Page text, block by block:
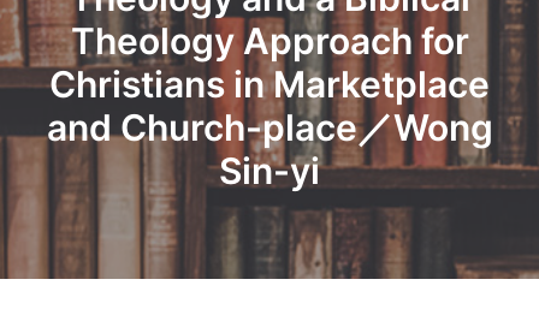
Theology Approach for
Christians in Marketplace
and Church-place／Wong
Sin-yi